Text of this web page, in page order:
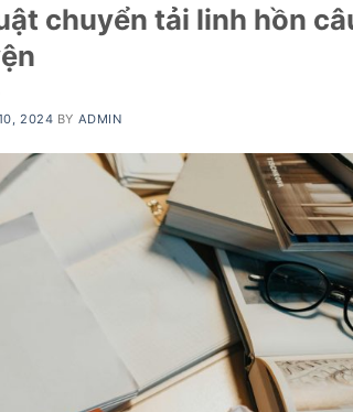
chuyển tải linh hồn
2024 BY ADMIN